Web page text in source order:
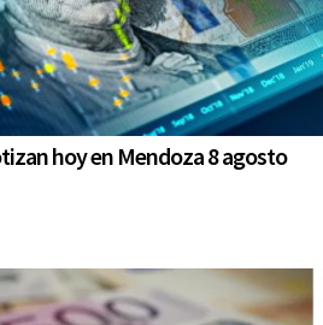
hoy en Mendoza 8 agosto